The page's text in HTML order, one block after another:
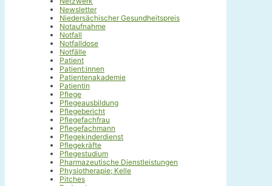
Newsletter
Niedersächischer Gesundheitspreis
Notaufnahme
Notfall
Notfalldose
Notfälle
Patient
Patient:innen
Patientenakademie
Patientin
Pflege
Pflegeausbildung
Pflegebericht
Pflegefachfrau
Pflegefachmann
Pflegekinderdienst
Pflegekräfte
Pflegestudium
Pharmazeutische Dienstleistungen
Physiotherapie; Kelle
Pitches